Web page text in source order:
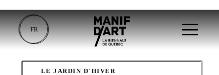
FR
LE JARDIN D'HIVER